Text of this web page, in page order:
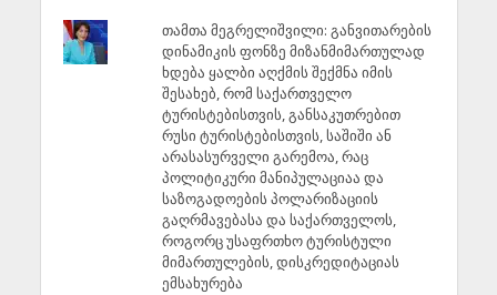
თამთა მეგრელიშვილი: განვითარების
დინამიკის ფონზე მიზანმიმართულად
ხდება ყალბი აღქმის შექმნა იმის
შესახებ, რომ საქართველო
ტურისტებისთვის, განსაკუთრებით
რუსი ტურისტებისთვის, საშიში ან
არასასურველი გარემოა, რაც
პოლიტიკური მანიპულაციაა და
საზოგადოების პოლარიზაციის
გაღრმავებასა და საქართველოს,
როგორც უსაფრთხო ტურისტული
მიმართულების, დისკრედიტაციას
ემსახურება